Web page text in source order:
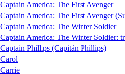
Captain America: The First Avenger
Captain America: The First Avenger
Captain America: The Winter Soldier
Captain America: The Winter Soldier:
Captain Phillips (Capitán Phillips)
Carol
Carrie